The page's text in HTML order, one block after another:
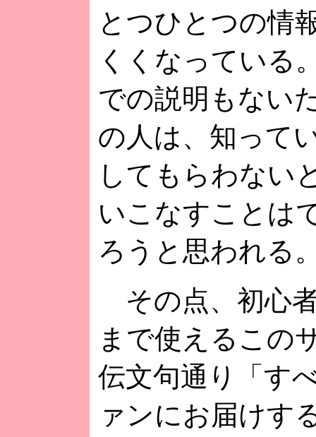
とつひとつの情
くくなっている
での説明もない
の人は、知って
してもらわない
いこなすことは
ろうと思われる
その点、初心
まで使えるこの
伝文句通り「す
ァンにお届けす